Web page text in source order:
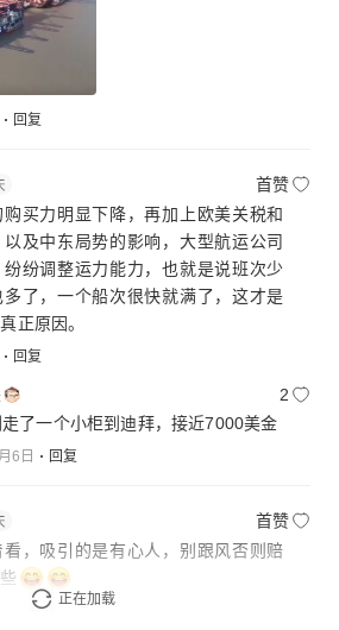
回复
首赞
买力明显下降，再加上欧美关税和
及中东局势的影响，大型航运公司
纷调整运力能力，也就是说班次少
了，一个船次很快就满了，这才是
正原因。
回复
2
了一个小柜到迪拜，接近7000美金
6日 回复
首赞
，吸引的是有心人，别跟风否则赔
回复
正在加载